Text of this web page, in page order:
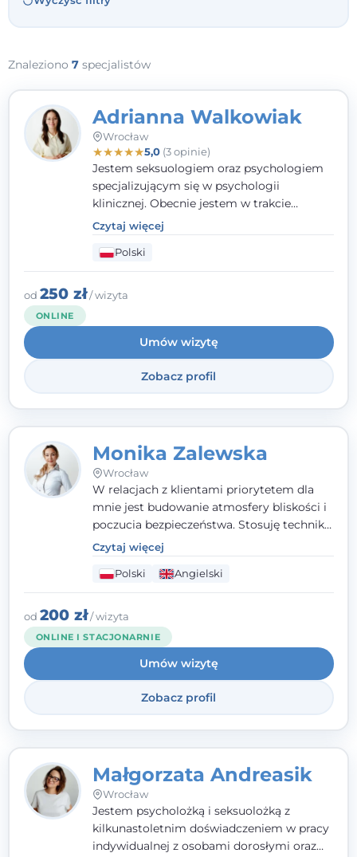
Znaleziono 7 specjalistów
Adrianna Walkowiak
Wrocław
★★★★★5,0(3 opinie)
Jestem seksuologiem oraz psychologiem
specjalizującym się w psychologii
klinicznej. Obecnie jestem w trakcie
szkolenia na psychoterapeutę
systemowego. Posiadam status członka
nadzwyczajnego Wielkopolskiego
TowarzystwaTerapii Systemowejoraz
należę do Polskiego Towarzystwa
pierwszym miejscu stawiam budowanie
atmosfery bezpieczeństwa i zrozumienia w
relacjach z Klientami. Istotna dla nie jest
również koncentracja na dostępnych
zasobach.
Czytaj więcej
Polski
od 250 zł/ wizyta
ONLINE
Umów wizytę
Zobacz profil
Monika Zalewska
Wrocław
W relacjach z klientami priorytetem dla
mnie jest budowanie atmosfery bliskości i
poczucia bezpieczeństwa. Stosuję techniki
poznawczo-behawioralne oraz metody,
które koncentrują się na rozwiązaniach
(TSR). Te polegają na osiąganiu
zamierzonych celów (doprowadzeniu do
rozwiązania trudnych sytuacji) poprzez
identyfikowanie i wzmacnianie zasobów
oraz mocnych stron klienta. W swojej
pracy korzystam także z metod dialogu
motywacyjnego itreningu uważności.
Czytaj więcej
Polski Angielski
od 200 zł/ wizyta
ONLINE I STACJONARNIE
Umów wizytę
Zobacz profil
Małgorzata Andreasik
Wrocław
Jestem psycholożką i seksuolożką z
kilkunastoletnim doświadczeniem w pracy
indywidualnej z osobami dorosłymi oraz